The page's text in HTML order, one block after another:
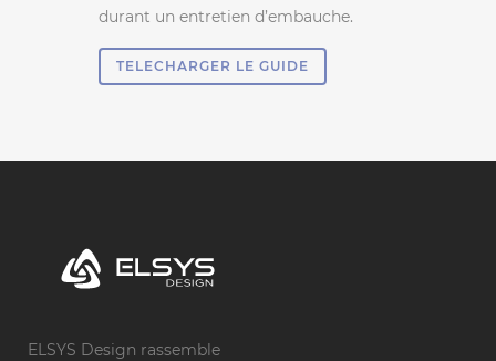
durant un entretien d’embauche.
TELECHARGER LE GUIDE
ELSYS Design rassemble